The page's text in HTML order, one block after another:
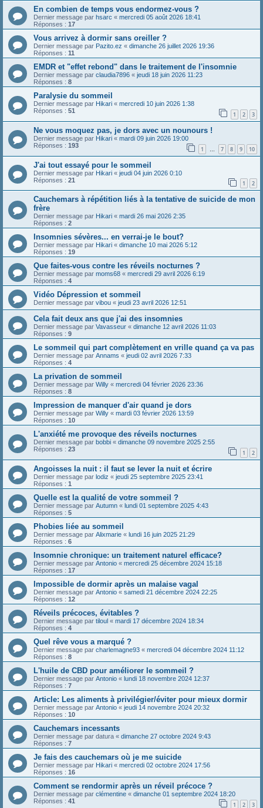
En combien de temps vous endormez-vous ?
Dernier message par hsarc « mercredi 05 août 2026 18:41
Réponses : 17
Vous arrivez à dormir sans oreiller ?
Dernier message par Pazito.ez « dimanche 26 juillet 2026 19:36
Réponses : 11
EMDR et "effet rebond" dans le traitement de l'insomnie
Dernier message par claudia7896 « jeudi 18 juin 2026 11:23
Réponses : 8
Paralysie du sommeil
Dernier message par Hikari « mercredi 10 juin 2026 1:38
Réponses : 51 1 2 3
Ne vous moquez pas, je dors avec un nounours !
Dernier message par Hikari « mardi 09 juin 2026 19:00
Réponses : 193 1 … 7 8 9 10
J'ai tout essayé pour le sommeil
Dernier message par Hikari « jeudi 04 juin 2026 0:10
Réponses : 21 1 2
Cauchemars à répétition liés à la tentative de suicide de mon
frère
Dernier message par Hikari « mardi 26 mai 2026 2:35
Réponses : 2
Insomnies sévères... en verrai-je le bout?
Dernier message par Hikari « dimanche 10 mai 2026 5:12
Réponses : 19
Que faites-vous contre les réveils nocturnes ?
Dernier message par moms68 « mercredi 29 avril 2026 6:19
Réponses : 4
Vidéo Dépression et sommeil
Dernier message par vibou « jeudi 23 avril 2026 12:51
Cela fait deux ans que j'ai des insomnies
Dernier message par Vavasseur « dimanche 12 avril 2026 11:03
Réponses : 9
Le sommeil qui part complètement en vrille quand ça va pas
Dernier message par Annams « jeudi 02 avril 2026 7:33
Réponses : 4
La privation de sommeil
Dernier message par Willy « mercredi 04 février 2026 23:36
Réponses : 8
Impression de manquer d'air quand je dors
Dernier message par Willy « mardi 03 février 2026 13:59
Réponses : 10
L'anxiété me provoque des réveils nocturnes
Dernier message par bobbi « dimanche 09 novembre 2025 2:55
Réponses : 23 1 2
Angoisses la nuit : il faut se lever la nuit et écrire
Dernier message par lodiz « jeudi 25 septembre 2025 23:41
Réponses : 1
Quelle est la qualité de votre sommeil ?
Dernier message par Autumn « lundi 01 septembre 2025 4:43
Réponses : 5
Phobies liée au sommeil
Dernier message par Alixmarie « lundi 16 juin 2025 21:29
Réponses : 6
Insomnie chronique: un traitement naturel efficace?
Dernier message par Antonio « mercredi 25 décembre 2024 15:18
Réponses : 17
Impossible de dormir après un malaise vagal
Dernier message par Antonio « samedi 21 décembre 2024 22:25
Réponses : 12
Réveils précoces, évitables ?
Dernier message par tiloul « mardi 17 décembre 2024 18:34
Réponses : 4
Quel rêve vous a marqué ?
Dernier message par charlemagne93 « mercredi 04 décembre 2024 11:12
Réponses : 8
L'huile de CBD pour améliorer le sommeil ?
Dernier message par Antonio « lundi 18 novembre 2024 12:37
Réponses : 7
Article: Les aliments à privilégier/éviter pour mieux dormir
Dernier message par Antonio « jeudi 14 novembre 2024 20:32
Réponses : 10
Cauchemars incessants
Dernier message par datura « dimanche 27 octobre 2024 9:43
Réponses : 7
Je fais des cauchemars où je me suicide
Dernier message par Hikari « mercredi 02 octobre 2024 17:56
Réponses : 16
Comment se rendormir après un réveil précoce ?
Dernier message par clémentine « dimanche 01 septembre 2024 18:20
Réponses : 41 1 2 3